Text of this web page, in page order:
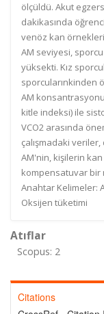
ölçüldü. Akut
dakikasında
venöz kan örnekleri
AM seviyesi,
yüksekti. Kız
sporcularınkinden
AM
kitle indeksi) ile
VCO2 arasında
çalışmadaki
AM'nin, kişilerin
kompensatuvar bir
Anahtar Kelimeler:
Oksijen tüketimi
Atıflar
Scopus: 2
Citations